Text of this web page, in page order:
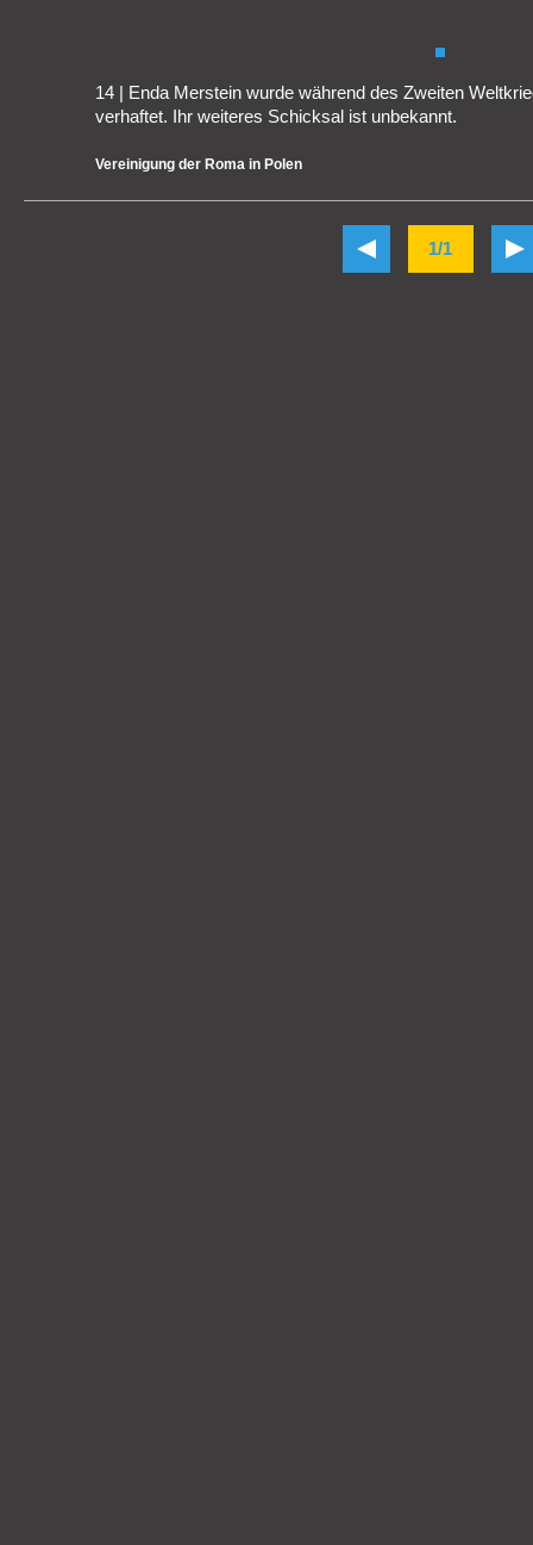
14 | Enda Merstein wurde während des Zweiten
verhaftet. Ihr weiteres Schicksal ist unbekannt.
Vereinigung der Roma in Polen
1/1